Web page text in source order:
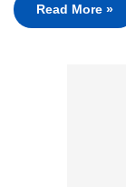
Read More »